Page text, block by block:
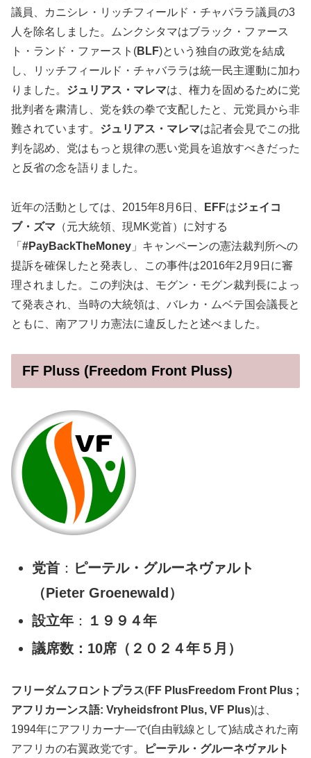
議員、カニシレ・リッチフィールド・チャバララ議員の3
人を除名しました。ムンクシタマはブラック・ファース
ト・ランド・ファースト(BLF)という独自の政党を結成
し、リッチフィールド・チャバララは統一民主運動に加わ
りました。 ジュリアス・マレマは、権力を固めるために党
批判者を粛清し、党を鉄の拳で支配したと、元党員から非
難されています。 ジュリアス・マレマは記者会見でこの批
判を認め、党はもっと規律の悪い党員を追放すべきだった
と反省の念を語りました。
近年の活動としては、2015年8月6日、 EFFはジェイコ
ブ・ズマ （元大統領、現MK党首）に対する
「 #PayBackTheMoney 」キャンペーンの憲法裁判所への
提訴を確保したと発表し、この事件は2016年2月9日に審
理されました。この判決は、モグン・モグン裁判長によっ
て発表され、当時の大統領は、バレカ・ムベテ国会議長と
ともに、南アフリカ憲法に違反したと述べました。
FF Pluss (Freedom Front Pluss)
党首 ： ピーテル・グルーネヴァルト
（Pieter Groenewald）
設立年 ：
１９９４年
議席数：10席（２０２４年５月）
フリーダムフロントプラス(FF PlusFreedom Front Plus ;
アフリカーンス語: Vryheidsfront Plus, VF Plus)は、
1994年にアフリカーナ―で(自由戦線として)結成された南
アフリカの右翼政党です。
ピーテル・グルーネヴァルト